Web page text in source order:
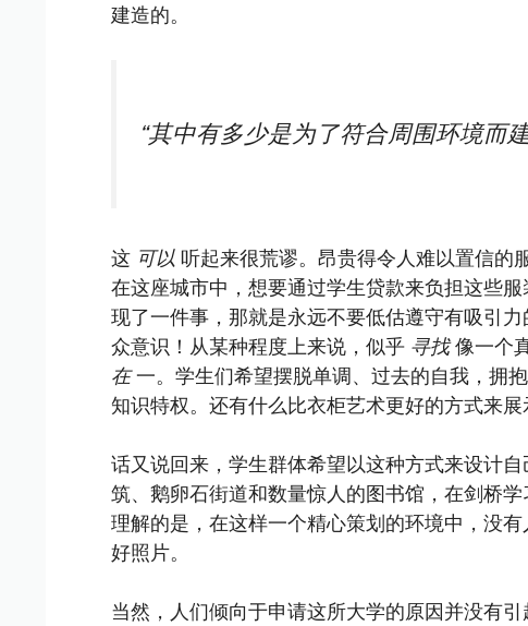
建造的。
“其中有多少是为了符合周围环境而
这 可以 听起来很荒谬。昂贵得令人难以置信的
在这座城市中，想要通过学生贷款来负担这些
现了一件事，那就是永远不要低估遵守有吸引
众意识！从某种程度上来说，似乎 寻找像一个
在一。学生们希望摆脱单调、过去的自我，
知识特权。还有什么比衣柜艺术更好的方式来展
话又说回来，学生群体希望以这种方式来设计
筑、鹅卵石街道和数量惊人的图书馆，在剑桥
理解的是，在这样一个精心策划的环境中，没
好照片。
当然，人们倾向于申请这所大学的原因并没有